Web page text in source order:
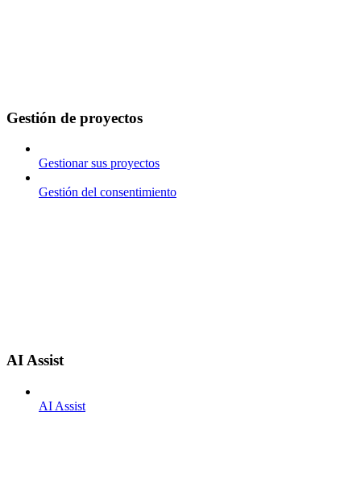
Gestión de proyectos
Gestionar sus proyectos
Gestión del consentimiento
AI Assist
AI Assist